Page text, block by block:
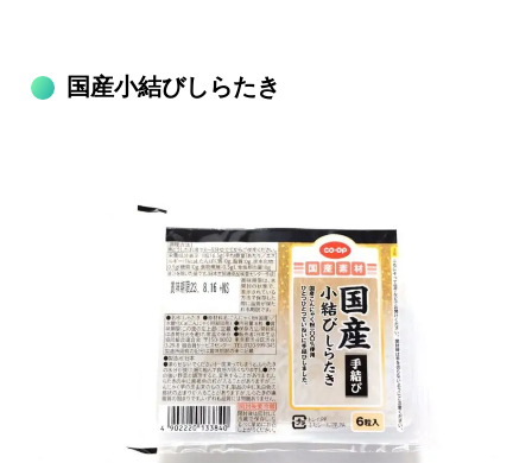
国産小結びしらたき